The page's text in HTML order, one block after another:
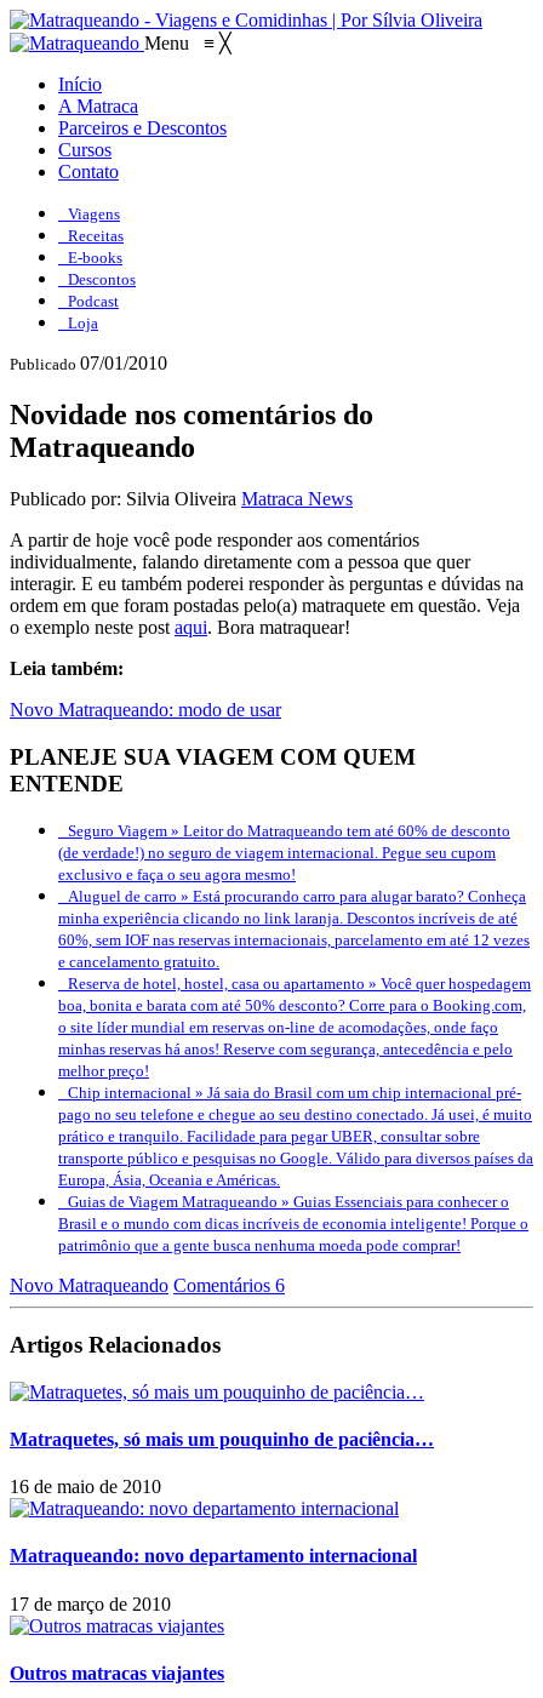
Menu ≡ ╳
Início
A Matraca
Parceiros e Descontos
Cursos
Contato
Viagens
Receitas
E-books
Descontos
Podcast
Loja
Publicado 07/01/2010
Novidade nos comentários do
Matraqueando
Publicado por: Silvia Oliveira Matraca News
A partir de hoje você pode responder aos comentários
individualmente, falando diretamente com a pessoa que quer
interagir. E eu também poderei responder às perguntas e dúvidas na
ordem em que foram postadas pelo(a) matraquete em questão. Veja
o exemplo neste post aqui. Bora matraquear!
Leia também:
Novo Matraqueando: modo de usar
PLANEJE SUA VIAGEM COM QUEM
ENTENDE
Seguro Viagem » Leitor do Matraqueando tem até 60% de desconto
(de verdade!) no seguro de viagem internacional. Pegue seu cupom
exclusivo e faça o seu agora mesmo!
Aluguel de carro » Está procurando carro para alugar barato? Conheça
minha experiência clicando no link laranja. Descontos incríveis de até
60%, sem IOF nas reservas internacionais, parcelamento em até 12 vezes
e cancelamento gratuito.
Reserva de hotel, hostel, casa ou apartamento » Você quer hospedagem
boa, bonita e barata com até 50% desconto? Corre para o Booking.com,
o site líder mundial em reservas on-line de acomodações, onde faço
minhas reservas há anos! Reserve com segurança, antecedência e pelo
melhor preço!
Chip internacional » Já saia do Brasil com um chip internacional pré-
pago no seu telefone e chegue ao seu destino conectado. Já usei, é muito
prático e tranquilo. Facilidade para pegar UBER, consultar sobre
transporte público e pesquisas no Google. Válido para diversos países da
Europa, Ásia, Oceania e Américas.
Guias de Viagem Matraqueando » Guias Essenciais para conhecer o
Brasil e o mundo com dicas incríveis de economia inteligente! Porque o
patrimônio que a gente busca nenhuma moeda pode comprar!
Novo Matraqueando Comentários 6
Artigos Relacionados
Matraquetes, só mais um pouquinho de paciência…
16 de maio de 2010
Matraqueando: novo departamento internacional
17 de março de 2010
Outros matracas viajantes